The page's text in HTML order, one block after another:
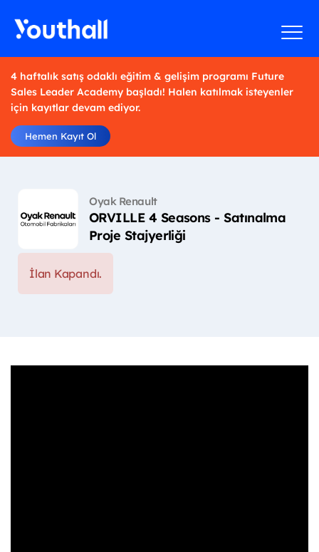
4 haftalık satış odaklı eğitim & gelişim programı Future
Sales Leader Academy başladı! Halen katılmak isteyenler
için kayıtlar devam ediyor.
Hemen Kayıt Ol
Oyak Renault
ORVILLE 4 Seasons - Satınalma
Proje Stajyerliği
İlan Kapandı.